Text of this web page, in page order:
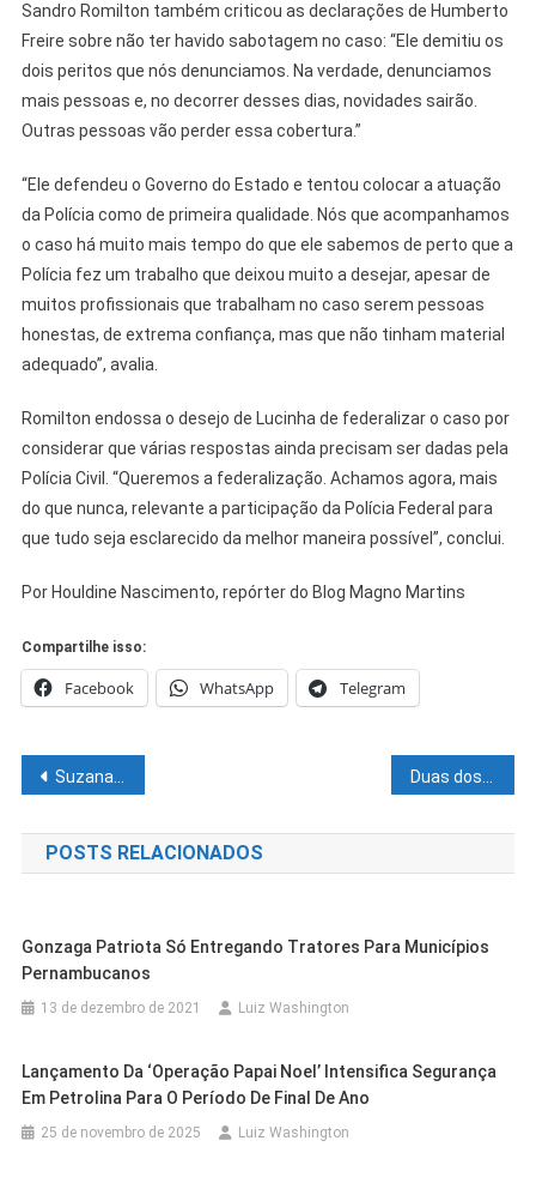
Sandro Romilton também criticou as declarações de Humberto
Freire sobre não ter havido sabotagem no caso: “Ele demitiu os
dois peritos que nós denunciamos. Na verdade, denunciamos
mais pessoas e, no decorrer desses dias, novidades sairão.
Outras pessoas vão perder essa cobertura.”
“Ele defendeu o Governo do Estado e tentou colocar a atuação
da Polícia como de primeira qualidade. Nós que acompanhamos
o caso há muito mais tempo do que ele sabemos de perto que a
Polícia fez um trabalho que deixou muito a desejar, apesar de
muitos profissionais que trabalham no caso serem pessoas
honestas, de extrema confiança, mas que não tinham material
adequado”, avalia.
Romilton endossa o desejo de Lucinha de federalizar o caso por
considerar que várias respostas ainda precisam ser dadas pela
Polícia Civil. “Queremos a federalização. Achamos agora, mais
do que nunca, relevante a participação da Polícia Federal para
que tudo seja esclarecido da melhor maneira possível”, conclui.
Por Houldine Nascimento, repórter do Blog Magno Martins
Compartilhe isso:
Facebook WhatsApp Telegram
Navegação
de
Post
Suzana Ramos assina Ordem de Serviço para reestruturação do Restaurante Popular do João Paulo II Duas doses da Coronavac neutralizam variante Ômicron, diz estudo
POSTS RELACIONADOS
Gonzaga Patriota Só Entregando Tratores Para Municípios
Pernambucanos
13 de dezembro de 2021 Luiz Washington
Lançamento Da ‘Operação Papai Noel’ Intensifica Segurança
Em Petrolina Para O Período De Final De Ano
25 de novembro de 2025 Luiz Washington